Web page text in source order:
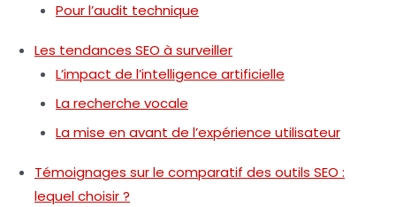
Pour l’audit technique
Les tendances SEO à surveiller
L’impact de l’intelligence artificielle
La recherche vocale
La mise en avant de l’expérience utilisateur
Témoignages sur le comparatif des outils SEO :
lequel choisir ?